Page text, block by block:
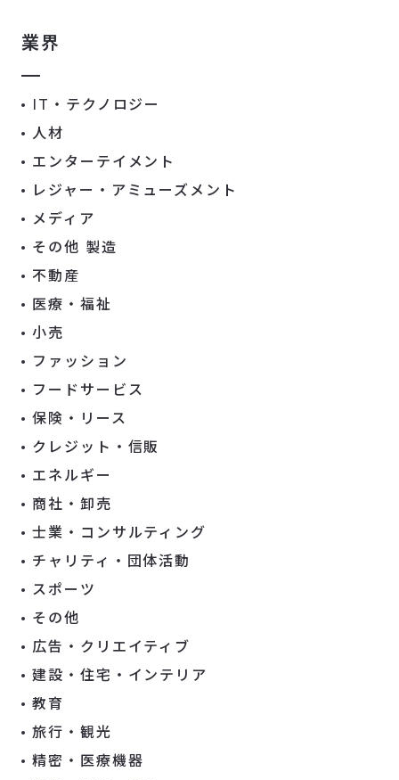
業界
IT・テクノロジー
人材
エンターテイメント
レジャー・アミューズメント
メディア
その他 製造
不動産
医療・福祉
小売
ファッション
フードサービス
保険・リース
クレジット・信販
エネルギー
商社・卸売
士業・コンサルティング
チャリティ・団体活動
スポーツ
その他
広告・クリエイティブ
建設・住宅・インテリア
教育
旅行・観光
精密・医療機器